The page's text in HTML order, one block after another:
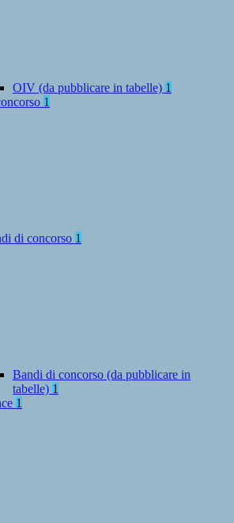
OIV (da pubblicare in tabelle) 1
1
di concorso 1
Bandi di concorso (da pubblicare in
tabelle) 1
1